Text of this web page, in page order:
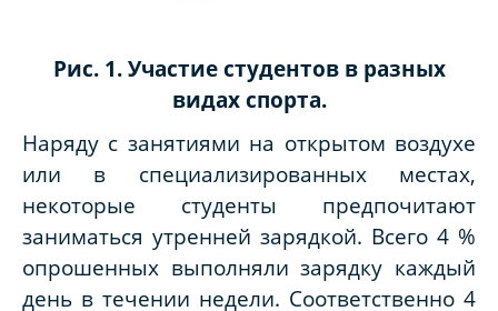
Рис. 1. Участие студентов в разных
видах спорта.
Наряду с занятиями на открытом воздухе
или в специализированных местах,
некоторые студенты предпочитают
заниматься утренней зарядкой. Всего 4 %
опрошенных выполняли зарядку каждый
день в течении недели. Соответственно 4